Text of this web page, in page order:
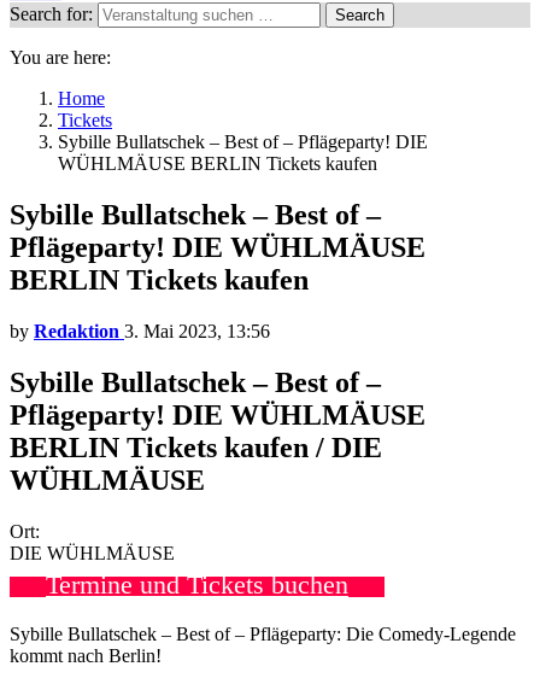
Search for:
Search
You are here:
Home
Tickets
Sybille Bullatschek – Best of – Pflägeparty! DIE
WÜHLMÄUSE BERLIN Tickets kaufen
Sybille Bullatschek – Best of –
Pflägeparty! DIE WÜHLMÄUSE
BERLIN Tickets kaufen
by Redaktion 3. Mai 2023, 13:56
Sybille Bullatschek – Best of –
Pflägeparty! DIE WÜHLMÄUSE
BERLIN Tickets kaufen / DIE
WÜHLMÄUSE
Ort:
DIE WÜHLMÄUSE
Termine und Tickets buchen
Sybille Bullatschek – Best of – Pflägeparty: Die Comedy-Legende
kommt nach Berlin!